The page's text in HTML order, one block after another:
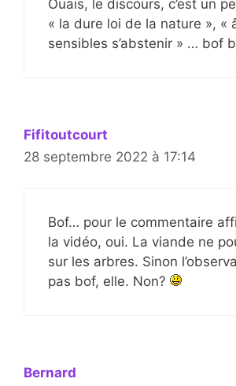
Ouais, le discours, c’est un
« la dure loi de la nature », «
sensibles s’abstenir » … bof
Fifitoutcourt
28 septembre 2022 à 17:14
Bof… pour le commentaire
la vidéo, oui. La viande ne
sur les arbres. Sinon
pas bof, elle. Non?
Bernard